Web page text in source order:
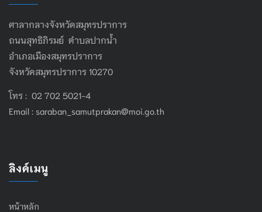
ศาลากลางจังหวัดสมุทรปราการ
ถนนสุทธิภิรมย์ ตำบลปากน้ำ
อำเภอเมืองสมุทรปราการ
จังหวัดสมุทรปราการ 10270
โทร : 02 702 5021-4
Email : saraban_samutprakan@moi.go.th
ลิงค์เมนู
หน้าหลัก